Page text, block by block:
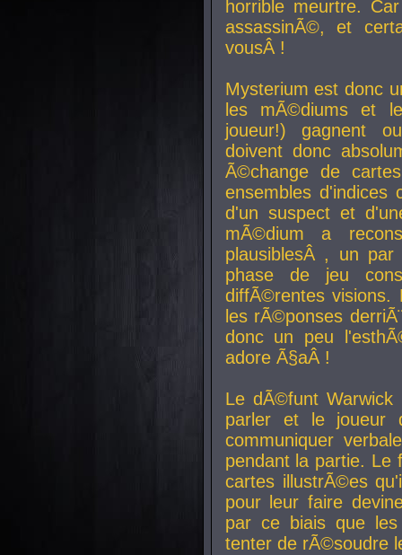
horrible meurtre.
assassinÃ©, et
vousÂ !
Mysterium est donc
les mÃ©diums et
joueur!) gagnent
doivent donc
Ã©change de
ensembles d'indices
d'un suspect et
mÃ©dium a
plausiblesÂ , un par
phase de jeu
diffÃ©rentes visions.
les rÃ©ponses
donc un peu
adore Ã§aÂ !
Le dÃ©funt Warwick
parler et le joueur
communiquer
pendant la partie. Le
cartes illustrÃ©es
pour leur faire
par ce biais que
tenter de rÃ©soudre